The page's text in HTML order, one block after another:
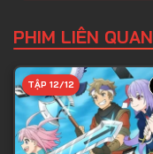
PHIM LIÊN QUAN
TẬP 12/12